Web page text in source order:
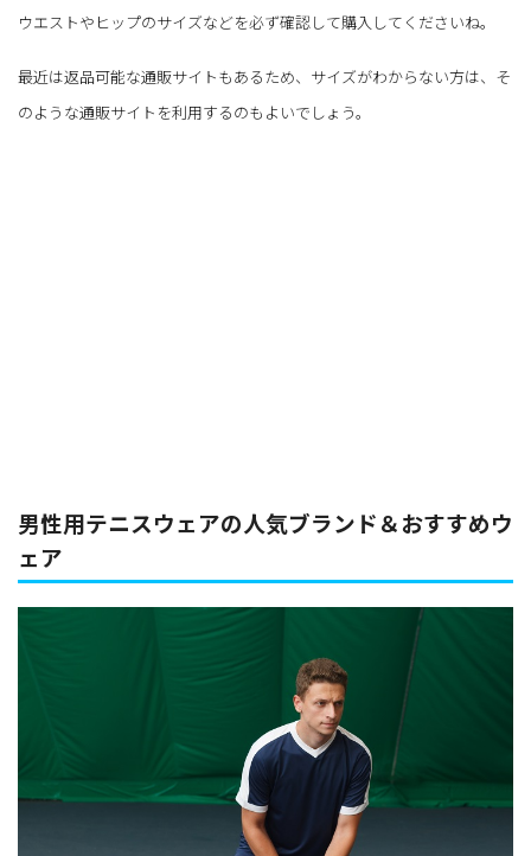
ウエストやヒップのサイズなどを必ず確認して購入してくださいね。
最近は返品可能な通販サイトもあるため、サイズがわからない方は、そ
のような通販サイトを利用するのもよいでしょう。
男性用テニスウェアの人気ブランド＆おすすめウ
ェア